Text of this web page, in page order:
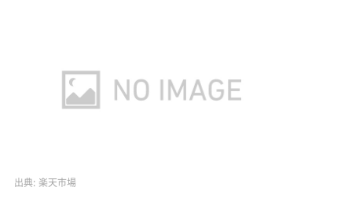
出典: 楽天市場